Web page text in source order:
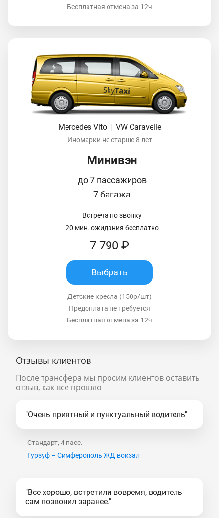
Бесплатная отмена за 12ч
Mercedes Vito | VW Caravelle
Иномарки не старше 8 лет
Минивэн
до 7 пассажиров
7 багажа
Встреча по звонку
20 мин. ожидания бесплатно
7 790 ₽
Выбрать
Детские кресла (150р/шт)
Предоплата не требуется
Бесплатная отмена за 12ч
Отзывы клиентов
После трансфера мы просим клиентов оставить
отзыв, как все прошло
"Очень приятный и пунктуальный водитель"
Стандарт, 4 пасс.
Гурзуф – Симферополь ЖД вокзал
"Все хорошо, встретили вовремя, водитель
сам позвонил заранее."